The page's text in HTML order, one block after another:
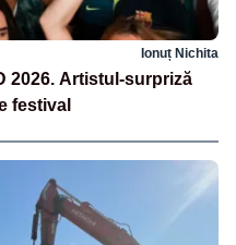
Ionuț Nichita
2026. Artistul-surpriză
festival